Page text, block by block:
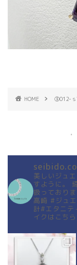
HOME ③012-ｓ
美しいジュ
すように。
扱っておりま
高崎 #ジュ
計#エタニテ
イクはこち